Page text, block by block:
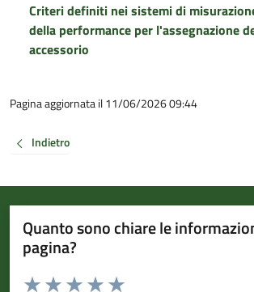
Criteri definiti nei sistemi di
della performance per l'assegnazione
accessorio
Pagina aggiornata il 11/06/2026 09:44
Indietro
Quanto sono chiare le
pagina?
Valuta da 1 a 5 stelle la pagina